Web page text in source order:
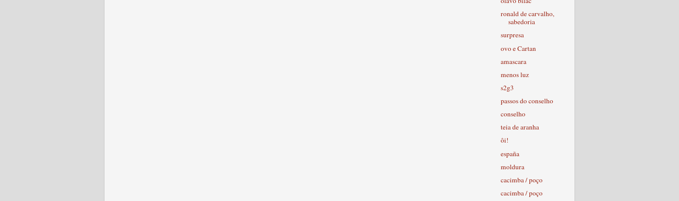
ronald de carvalho,
sabedoria
surpresa
ovo e Cartan
amascara
menos luz
s2g3
passos do conselho
conselho
teia de aranha
ôi!
españa
moldura
cacimba / poço
cacimba / poço